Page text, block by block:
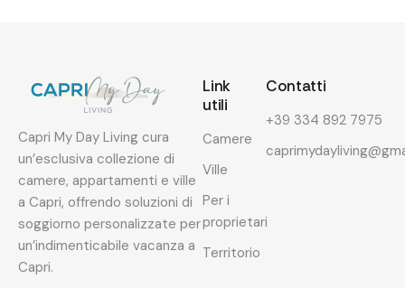
Capri My Day Living cura
un’esclusiva collezione di
camere, appartamenti e ville
a Capri, offrendo soluzioni di
soggiorno personalizzate per
un’indimenticabile vacanza a
Capri.
Link
utili
Camere
Ville
Per i
proprietari
Territorio
Contatti
+39 334 892 7975